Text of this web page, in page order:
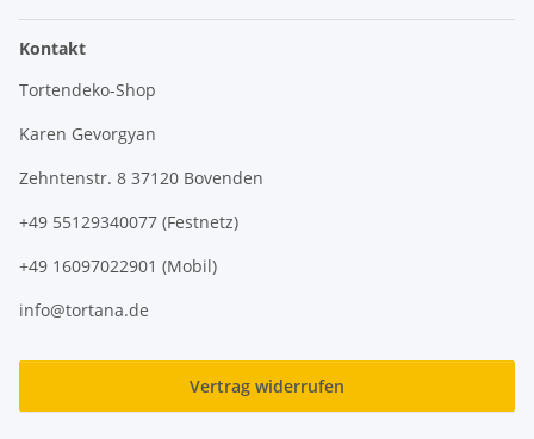
Kontakt
Tortendeko-Shop
Karen Gevorgyan
Zehntenstr. 8 37120 Bovenden
+49 55129340077 (Festnetz)
+49 16097022901 (Mobil)
info@tortana.de
Vertrag widerrufen